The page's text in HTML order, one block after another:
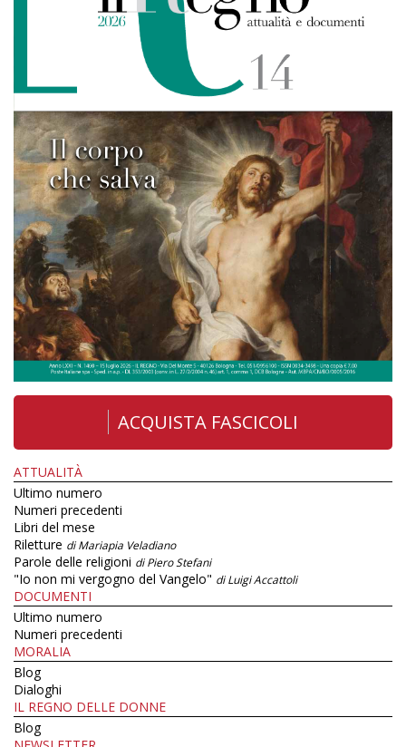
ACQUISTA FASCICOLI
ATTUALITÀ
Ultimo numero
Numeri precedenti
Libri del mese
Riletture di Mariapia Veladiano
Parole delle religioni di Piero Stefani
"Io non mi vergogno del Vangelo" di Luigi Accattoli
DOCUMENTI
Ultimo numero
Numeri precedenti
MORALIA
Blog
Dialoghi
IL REGNO DELLE DONNE
Blog